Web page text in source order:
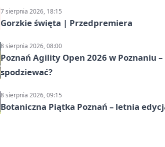
7 sierpnia 2026, 18:15
Gorzkie święta | Przedpremiera
8 sierpnia 2026, 08:00
Poznań Agility Open 2026 w Poznaniu
spodziewać?
8 sierpnia 2026, 09:15
Botaniczna Piątka Poznań – letnia